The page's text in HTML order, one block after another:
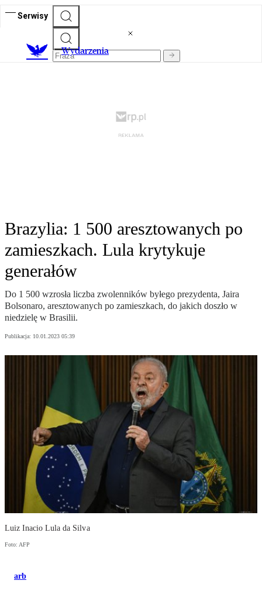
Serwisy
Wydarzenia
Brazylia: 1 500 aresztowanych po
zamieszkach. Lula krytykuje
generałów
Do 1 500 wzrosła liczba zwolenników byłego prezydenta, Jaira
Bolsonaro, aresztowanych po zamieszkach, do jakich doszło w
niedzielę w Brasilii.
Publikacja: 10.01.2023 05:39
Luiz Inacio Lula da Silva
Foto: AFP
arb